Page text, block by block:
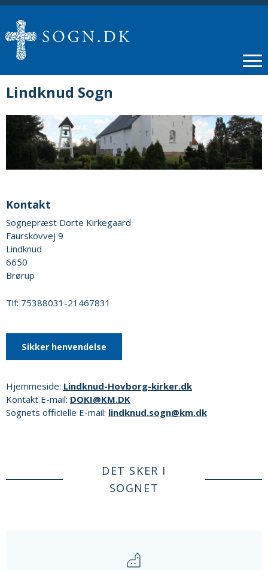
Lindknud Sogn
Kontakt
Sognepræst Dorte Kirkegaard
Faurskovvej 9
Lindknud
6650
Brørup
Tlf: 75388031-21467831
Sikker henvendelse
Hjemmeside: Lindknud-Hovborg-kirker.dk
Kontakt E-mail: DOKI@KM.DK
Sognets officielle E-mail: lindknud.sogn@km.dk
DET SKER I
SOGNET